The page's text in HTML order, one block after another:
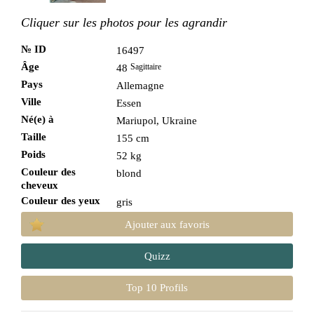
Cliquer sur les photos pour les agrandir
№ ID
16497
Âge
48 Sagittaire
Pays
Allemagne
Ville
Essen
Né(e) à
Mariupol, Ukraine
Taille
155 cm
Poids
52 kg
Couleur des
cheveux
blond
Couleur des yeux
gris
Ajouter aux favoris
Quizz
Top 10 Profils